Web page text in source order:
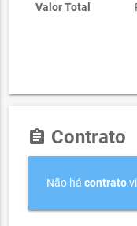
Valor Total
assignment Contrato
Não há contrato